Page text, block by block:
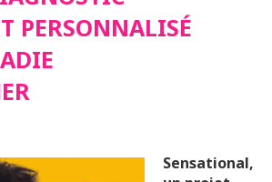
DE LA
PERSONNALISÉ
Sensational,